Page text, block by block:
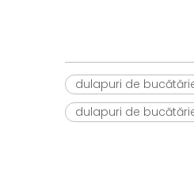
dulapuri de
dulapuri de